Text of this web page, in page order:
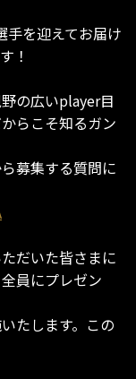
手を迎えてお届け
！
の広いplayer目
らこそ知るガン
募集する質問に
だいた皆さまに
員にプレゼン
たします。この